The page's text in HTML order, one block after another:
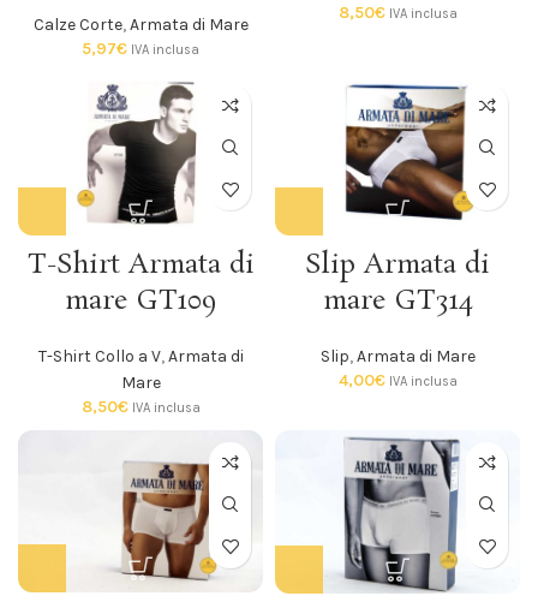
Calze Corte,Armata di Mare
5,97€ IVA inclusa
8,50€ IVA inclusa
T-Shirt Armata di
mare GT109
T-Shirt Collo a V,Armata di
Mare
8,50€ IVA inclusa
Slip Armata di
mare GT314
Slip,Armata di Mare
4,00€ IVA inclusa